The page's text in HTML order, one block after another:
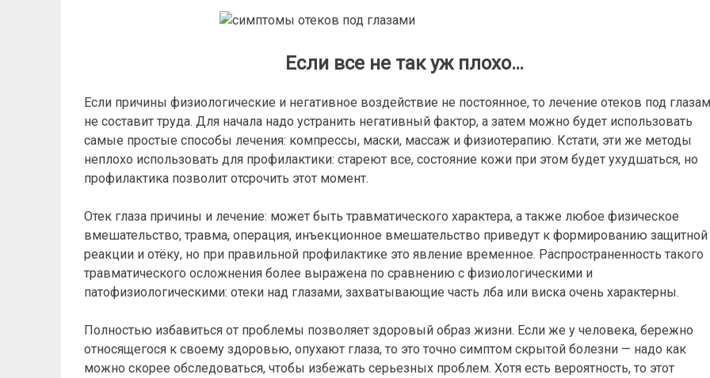
Если все не так уж плохо…
Если причины физиологические и негативное воздействие не постоянное, то лечение отеков под
не составит труда. Для начала надо устранить негативный фактор, а затем можно будет использовать
самые простые способы лечения: компрессы, маски, массаж и физиотерапию. Кстати, эти же методы
неплохо использовать для профилактики: стареют все, состояние кожи при этом будет ухудшаться, но
профилактика позволит отсрочить этот момент.
Отек глаза причины и лечение: может быть травматического характера, а также любое физическое
вмешательство, травма, операция, инъекционное вмешательство приведут к формированию защитной
реакции и отёку, но при правильной профилактике это явление временное. Распространенность такого
травматического осложнения более выражена по сравнению с физиологическими и
патофизиологическими: отеки над глазами, захватывающие часть лба или виска очень характерны.
Полностью избавиться от проблемы позволяет здоровый образ жизни. Если же у человека, бережно
относящегося к своему здоровью, опухают глаза, то это точно симптом скрытой болезни — надо как
можно скорее обследоваться, чтобы избежать серьезных проблем. Хотя есть вероятность, то этот